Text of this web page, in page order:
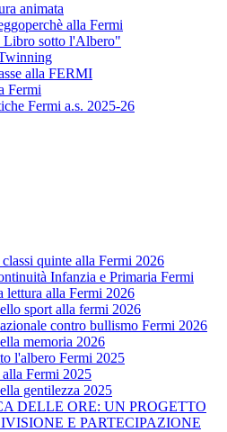
animata
alla Fermi
sotto l'Albero"
alla FERMI
Fermi
Fermi a.s. 2025-26
quinte alla Fermi 2026
Infanzia e Primaria Fermi
lettura alla Fermi 2026
sport alla fermi 2026
contro bullismo Fermi 2026
memoria 2026
l'albero Fermi 2025
Fermi 2025
gentilezza 2025
DELLE ORE: UN PROGETTO
E PARTECIPAZIONE